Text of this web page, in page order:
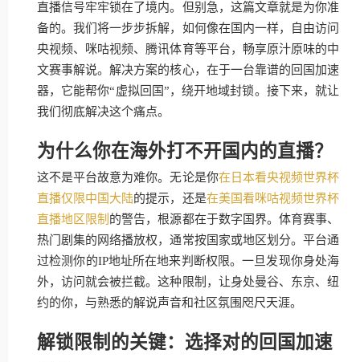
直播信号牢牢锁在了境内。但别急，这篇文章就是为你准
备的。我们将一步步拆解，如何像在国内一样，自由访问
央视频、咪咕视频、腾讯体育等平台，畅享原汁原味的中
文赛事解说。解决方案的核心，在于一台靠谱的回国加速
器，它能帮你“虚拟回国”，绕开地域封锁。接下来，就让
我们彻底解决这个痛点。
为什么你在海外打不开国内的直播？
这不是平台故意为难你。无论是你在日本看央视频世界杯
直播仅限中国大陆的提示，还是在美国看咪咕视频世界杯
直播地区限制 的警告，根源都在于数字国界。体育赛事、
热门剧集的网络播放权，通常按国家或地区划分。平台通
过检测你的IP地址所在地来判断权限。一旦发现你身处海
外，访问就会被拦截。这种限制，让身处曼谷、东京、纽
约的你，与熟悉的解说声音和社区氛围咫尺天涯。
解锁限制的关键：选择对的回国加速